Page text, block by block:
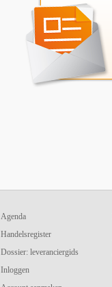
Agenda
Handelsregister
Dossier: leveranciergids
Inloggen